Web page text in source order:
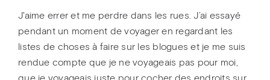
J'aime errer et me perdre dans les rues. J’ai essayé
pendant un moment de voyager en regardant les
listes de choses à faire sur les blogues et je me suis
rendue compte que je ne voyageais pas pour moi,
que je voyageais juste pour cocher des endroits sur